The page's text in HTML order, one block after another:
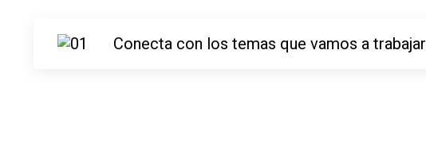
Conecta con los temas que vamos a trabajar